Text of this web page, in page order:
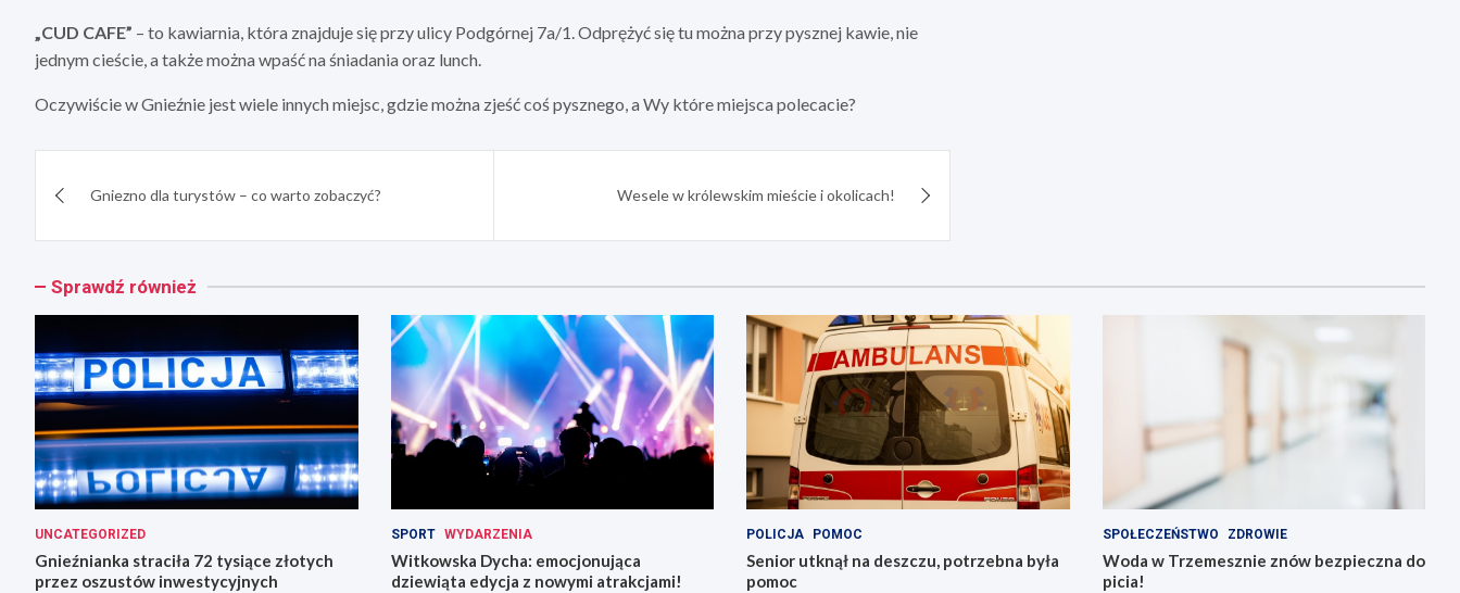
„CUD CAFE” – to kawiarnia, która znajduje się przy ulicy Podgórnej 7a/1. Odprężyć się tu można przy pysznej kawie, nie
jednym cieście, a także można wpaść na śniadania oraz lunch.
Oczywiście w Gnieźnie jest wiele innych miejsc, gdzie można zjeść coś pysznego, a Wy które miejsca polecacie?
wpisuGniezno dla turystów – co warto zobaczyć? Wesele w królewskim mieście i okolicach!
Sprawdź również
UNCATEGORIZED
Gnieźnianka straciła 72 tysiące złotych
przez oszustów inwestycyjnych
SPORT WYDARZENIA
Witkowska Dycha: emocjonująca
dziewiąta edycja z nowymi atrakcjami!
POLICJA POMOC
Senior utknął na deszczu, potrzebna była
pomoc
SPOŁECZEŃSTWO ZDROWIE
Woda w Trzemesznie znów bezpieczna do
picia!